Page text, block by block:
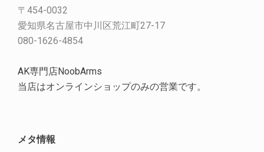
〒454-0032
愛知県名古屋市中川区荒江町27-17
080-1626-4854
AK専門店NoobArms
当店はオンラインショップのみの営業です。
メタ情報